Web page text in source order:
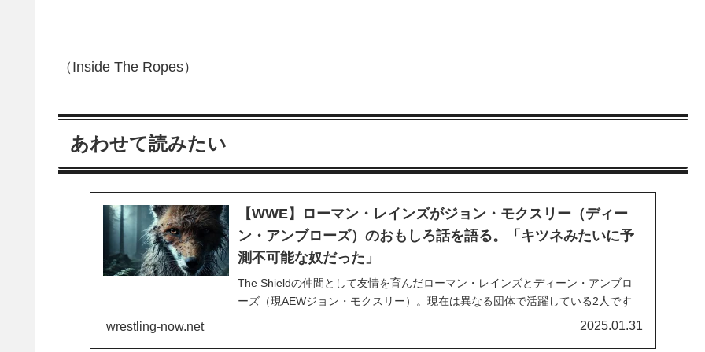
（Inside The Ropes）
あわせて読みたい
【WWE】ローマン・レインズがジョン・モクスリー（ディー
ン・アンブローズ）のおもしろ話を語る。「キツネみたいに予
測不可能な奴だった」
The Shieldの仲間として友情を育んだローマン・レインズとディーン・アンブロ
ーズ（現AEWジョン・モクスリー）。現在は異なる団体で活躍している2人です
が、一緒に頑張っていた頃の思い出が色褪せることはありません。最新のインタ
wrestling-now.net 2025.01.31